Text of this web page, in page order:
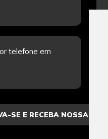
telefone em